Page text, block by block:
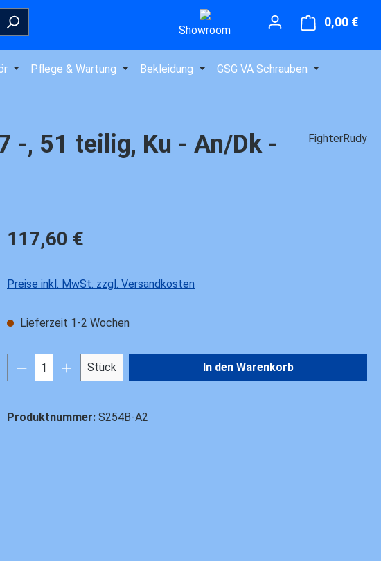
Showroom
0,00 €
Pflege & Wartung Bekleidung GSG VA Schrauben
-, 51 teilig, Ku - An/Dk -
FighterRudy
Regulärer Preis:
117,60 €
Preise inkl. MwSt. zzgl. Versandkosten
Lieferzeit 1-2 Wochen
Produkt Anzahl: Gib den gewünschten Wert ein
Stück In den Warenkorb
Produktnummer: S254B-A2